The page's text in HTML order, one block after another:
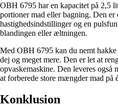
OBH 6795 har en kapacitet på 2,5
portioner mad eller bagning. Den
hastighedsindstillinger og en
blandingen eller æltningen.
Med OBH 6795 kan du nemt
dej og meget mere. Den er let at
opvaskemaskine. Den leveres også
at forberede store mængder mad på
Konklusion